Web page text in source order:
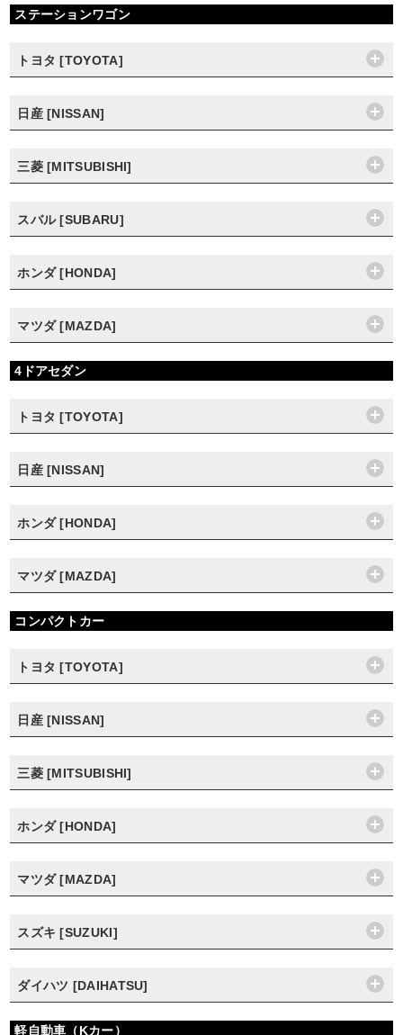
ステーションワゴン
トヨタ [TOYOTA]
日産 [NISSAN]
三菱 [MITSUBISHI]
スバル [SUBARU]
ホンダ [HONDA]
マツダ [MAZDA]
4ドアセダン
トヨタ [TOYOTA]
日産 [NISSAN]
ホンダ [HONDA]
マツダ [MAZDA]
コンパクトカー
トヨタ [TOYOTA]
日産 [NISSAN]
三菱 [MITSUBISHI]
ホンダ [HONDA]
マツダ [MAZDA]
スズキ [SUZUKI]
ダイハツ [DAIHATSU]
軽自動車（Kカー）